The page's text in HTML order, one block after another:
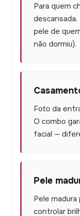
Para quem
pele de
não dormiu).
Foto da
O combo
facial —
Pele
Pele
controlar